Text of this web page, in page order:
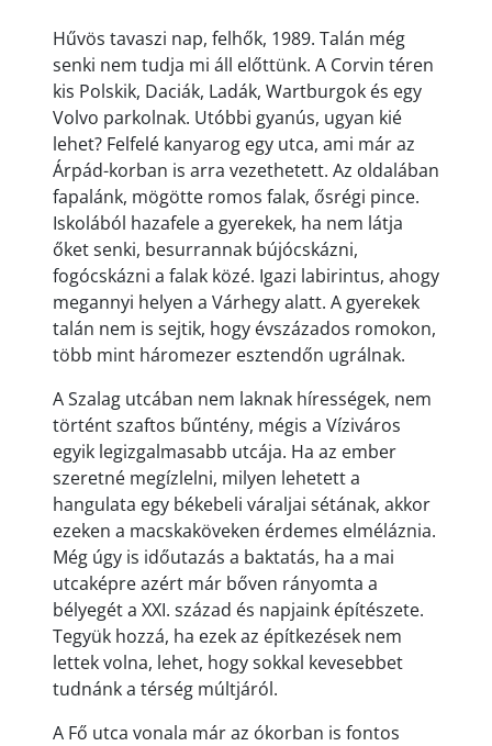
Hűvös tavaszi nap, felhők, 1989. Talán még
senki nem tudja mi áll előttünk. A Corvin téren
kis Polskik, Daciák, Ladák, Wartburgok és egy
Volvo parkolnak. Utóbbi gyanús, ugyan kié
lehet? Felfelé kanyarog egy utca, ami már az
Árpád-korban is arra vezethetett. Az oldalában
fapalánk, mögötte romos falak, ősrégi pince.
Iskolából hazafele a gyerekek, ha nem látja
őket senki, besurrannak bújócskázni,
fogócskázni a falak közé. Igazi labirintus, ahogy
megannyi helyen a Várhegy alatt. A gyerekek
talán nem is sejtik, hogy évszázados romokon,
több mint háromezer esztendőn ugrálnak.
A Szalag utcában nem laknak hírességek, nem
történt szaftos bűntény, mégis a Víziváros
egyik legizgalmasabb utcája. Ha az ember
szeretné megízlelni, milyen lehetett a
hangulata egy békebeli váraljai sétának, akkor
ezeken a macskaköveken érdemes elméláznia.
Még úgy is időutazás a baktatás, ha a mai
utcaképre azért már bőven rányomta a
bélyegét a XXI. század és napjaink építészete.
Tegyük hozzá, ha ezek az építkezések nem
lettek volna, lehet, hogy sokkal kevesebbet
tudnánk a térség múltjáról.
A Fő utca vonala már az ókorban is fontos